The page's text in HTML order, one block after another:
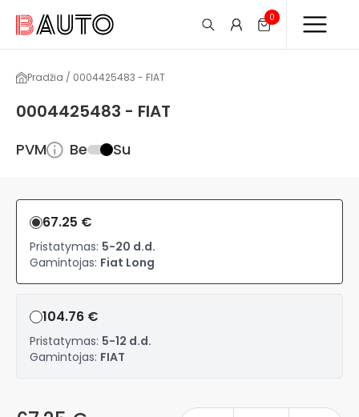
0
Pradžia / 0004425483 - FIAT
0004425483 - FIAT
PVM Be Su
67.25 €
Pristatymas: 5-20 d.d.
Gamintojas: Fiat Long
104.76 €
Pristatymas: 5-12 d.d.
Gamintojas: FIAT